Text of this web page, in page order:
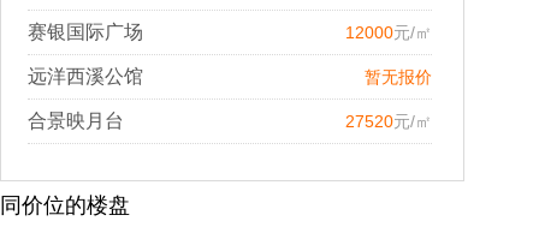
赛银国际广场 12000元/㎡
远洋西溪公馆 暂无报价
合景映月台 27520元/㎡
同价位的楼盘